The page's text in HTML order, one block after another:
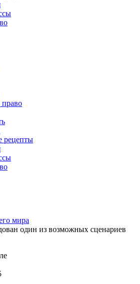
рецепты
мира
один из возможных сценариев